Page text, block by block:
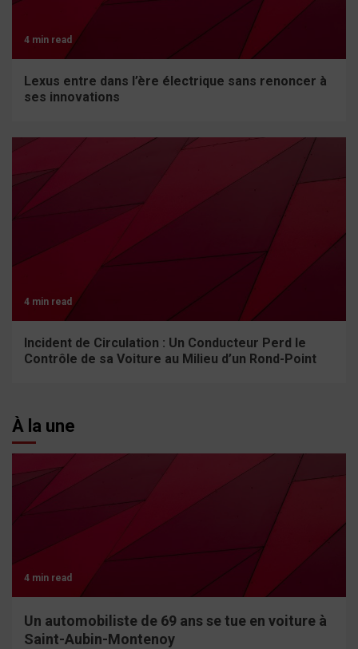
4 min read
Lexus entre dans l’ère électrique sans renoncer à
ses innovations
4 min read
Incident de Circulation : Un Conducteur Perd le
Contrôle de sa Voiture au Milieu d’un Rond-Point
À la une
4 min read
Un automobiliste de 69 ans se tue en voiture à
Saint-Aubin-Montenoy